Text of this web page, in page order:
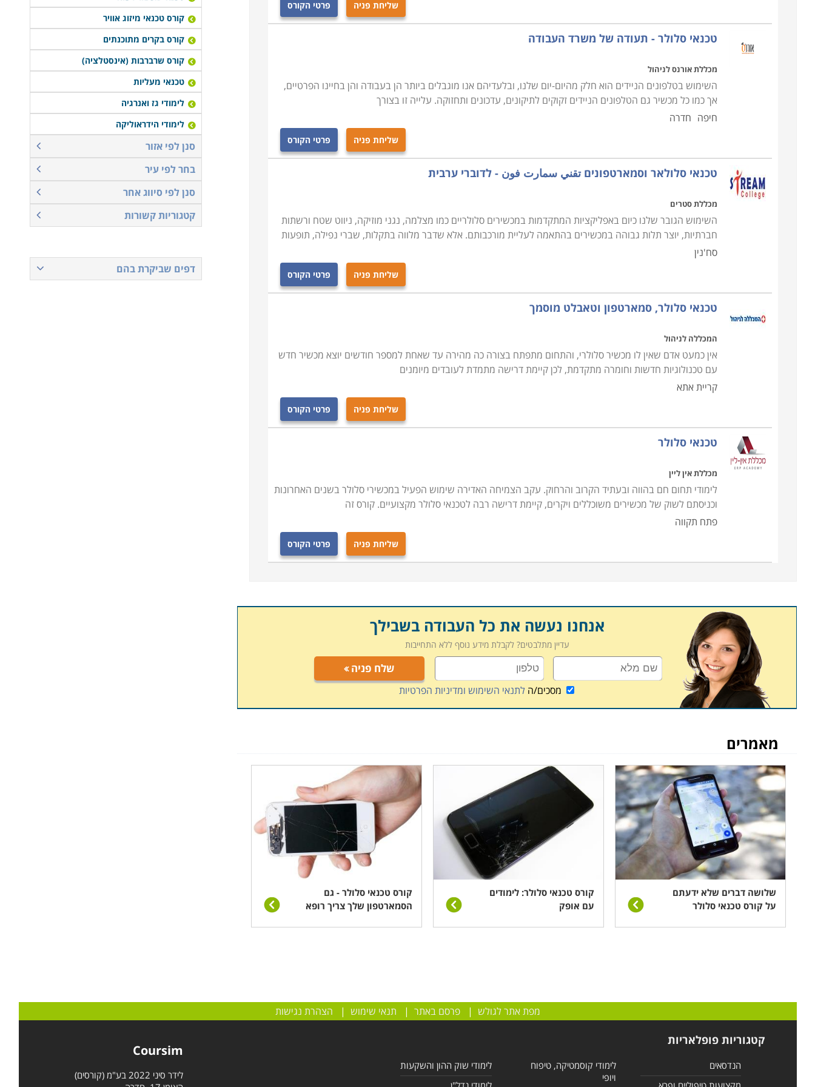
שליחת פניה פרטי הקורס
טכנאי סלולר - תעודה של משרד העבודה
מכללת אורנס לניהול
השימוש בטלפונים הניידים הוא חלק מהיום-יום שלנו, ובלעדיהם אנו מוגבלים ביותר הן בעבודה והן בחיינו הפרטיים,
אך כמו כל מכשיר גם הטלפונים הניידים זקוקים לתיקונים, עדכונים ותחזוקה. עלייה זו בצורך
חיפה חדרה
שליחת פניה פרטי הקורס
טכנאי סלולאר וסמארטפונים تقني سمارت فون - לדוברי ערבית
מכללת סטרים
השימוש הגובר שלנו כיום באפליקציות המתקדמות במכשירים סלולריים כמו מצלמה, נגני מוזיקה, ניווט שטח ורשתות
חברתיות, יוצר תלות גבוהה במכשירים בהתאמה לעליית מורכבותם. אלא שדבר מלווה בתקלות, שברי נפילה, תופעות
סח'נין
שליחת פניה פרטי הקורס
טכנאי סלולר, סמארטפון וטאבלט מוסמך
המכללה לניהול
אין כמעט אדם שאין לו מכשיר סלולרי, והתחום מתפתח בצורה כה מהירה עד שאחת למספר חודשים יוצא מכשיר חדש
עם טכנולוגיות חדשות וחומרה מתקדמת, לכן קיימת דרישה מתמדת לעובדים מיומנים
קריית אתא
שליחת פניה פרטי הקורס
טכנאי סלולר
מכללת אין ליין
לימודי תחום חם בהווה ובעתיד הקרוב והרחוק. עקב הצמיחה האדירה שימוש הפעיל במכשירי סלולר בשנים האחרונות
וכניסתם לשוק של מכשירים משוכללים ויקרים, קיימת דרישה רבה לטכנאי סלולר מקצועיים. קורס זה
פתח תקווה
שליחת פניה פרטי הקורס
אנחנו נעשה את כל העבודה בשבילך
עדיין מתלבטים? לקבלת מידע נוסף ללא התחייבות
שלח פניה
מסכים/הלתנאי השימוש ומדיניות הפרטיות
מאמרים
שלושה דברים שלא ידעתם
על קורס טכנאי סלולר
קורס טכנאי סלולר: לימודים
עם אופק
קורס טכנאי סלולר - גם
הסמארטפון שלך צריך רופא
קורס טכנאי מיזוג אוויר
קורס בקרים מתוכנתים
קורס שרברבות (אינסטלציה)
טכנאי מעליות
לימודי גז ואנרגיה
לימודי הידראוליקה
סנן לפי אזור
בחר לפי עיר
סנן לפי סיווג אחר
קטגוריות קשורות
דפים שביקרת בהם
מפת אתר לגולש |פרסם באתר | תנאי שימוש | הצהרת נגישות
קטגוריות פופלאריות
הנדסאים
לימודי קוסמטיקה, טיפוח
ויופי
לימודי שוק ההון והשקעות
Coursim
לידר סיני 2022 בע"מ (קורסים)